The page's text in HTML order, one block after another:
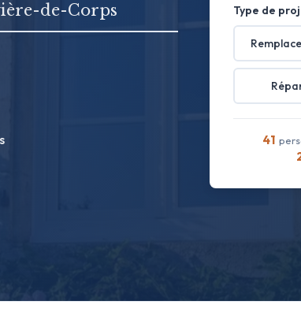
de-Corps Type de
41